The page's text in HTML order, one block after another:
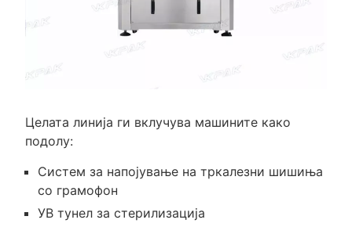
Целата линија ги вклучува машините како
подолу:
Систем за напојување на тркалезни шишиња
со грамофон
УВ тунел за стерилизација